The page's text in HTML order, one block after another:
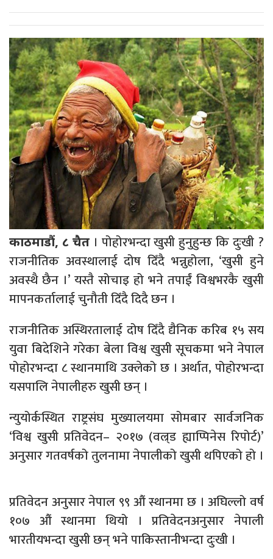
काठमाडौं, ८ चैत। पोहोरभन्दा खुसी हुनुहुन्छ कि दुःखी ?
राजनीतिक अवस्थालाई दोष दिँदै भन्नुहोला, ‘खुसी हुने
अवस्थै छैन ।’ यस्तै सोचाइ हो भने तपाईं विश्वभरकै खुसी
मापनकर्तालाई चुनौती दिँदै दिदै छन ।
राजनीतिक अस्थिरतालाई दोष दिँदै द्यैनिक करिब १५ सय
युवा बिदेशिने गरेका बेला विश्व खुसी सूचकमा भने नेपाल
पोहोरभन्दा ८ स्थानमाथि उक्लेको छ । अर्थात, पोहोरभन्दा
यसपालि नेपालीहरु खुसी छन् ।
न्युयोर्कस्थित राष्ट्रसंघ मुख्यालयमा सोमबार सार्वजनिक
‘विश्व खुसी प्रतिवेदन– २०१७ (वल्र्ड ह्याप्पिनेस रिपोर्ट)’
अनुसार गतवर्षको तुलनामा नेपालीको खुसी थपिएको हो ।
प्रतिवेदन अनुसार नेपाल ९९ औं स्थानमा छ । अघिल्लो वर्ष
१०७ औं स्थानमा थियो । प्रतिवेदनअनुसार नेपाली
भारतीयभन्दा खुसी छन् भने पाकिस्तानीभन्दा दुःखी ।